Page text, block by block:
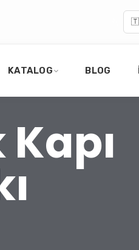
KATALOG BLOG